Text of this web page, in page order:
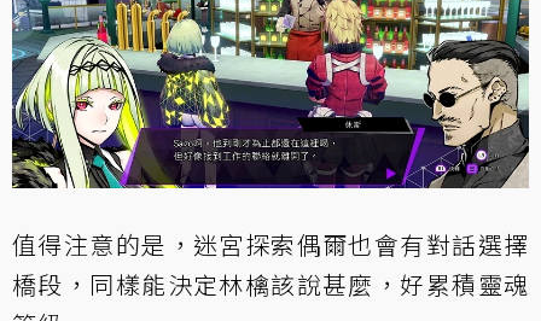
值得注意的是，迷宮探索偶爾也會有對話選擇
橋段，同樣能決定林檎該說甚麼，好累積靈魂